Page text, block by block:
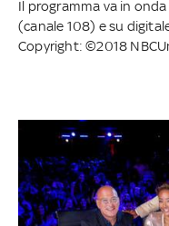
Il programma va in
(canale 108) e su
Copyright: ©2018